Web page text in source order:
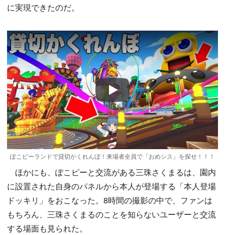
に実現できたのだ。
Play
ぽこピーランドで貸切かくれんぼ！来場者全員で「おめシス」を探せ！！！
ほかにも、ぽこピーと交流がある三珠さくまるは、園内
に設置された自身のパネルから本人が登場する「本人登場
ドッキリ」をおこなった。8時間の撮影の中で、ファンは
もちろん、三珠さくまるのことを知らないユーザーと交流
する場面も見られた。